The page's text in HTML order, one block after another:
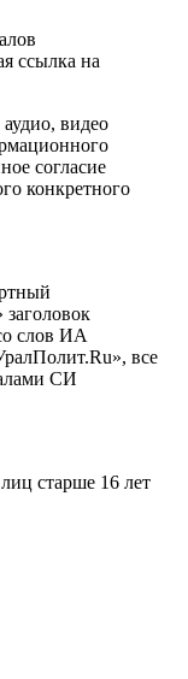
ссылка на
видео
согласие
конкретного
слов ИА
все
СИ
старше 16 лет